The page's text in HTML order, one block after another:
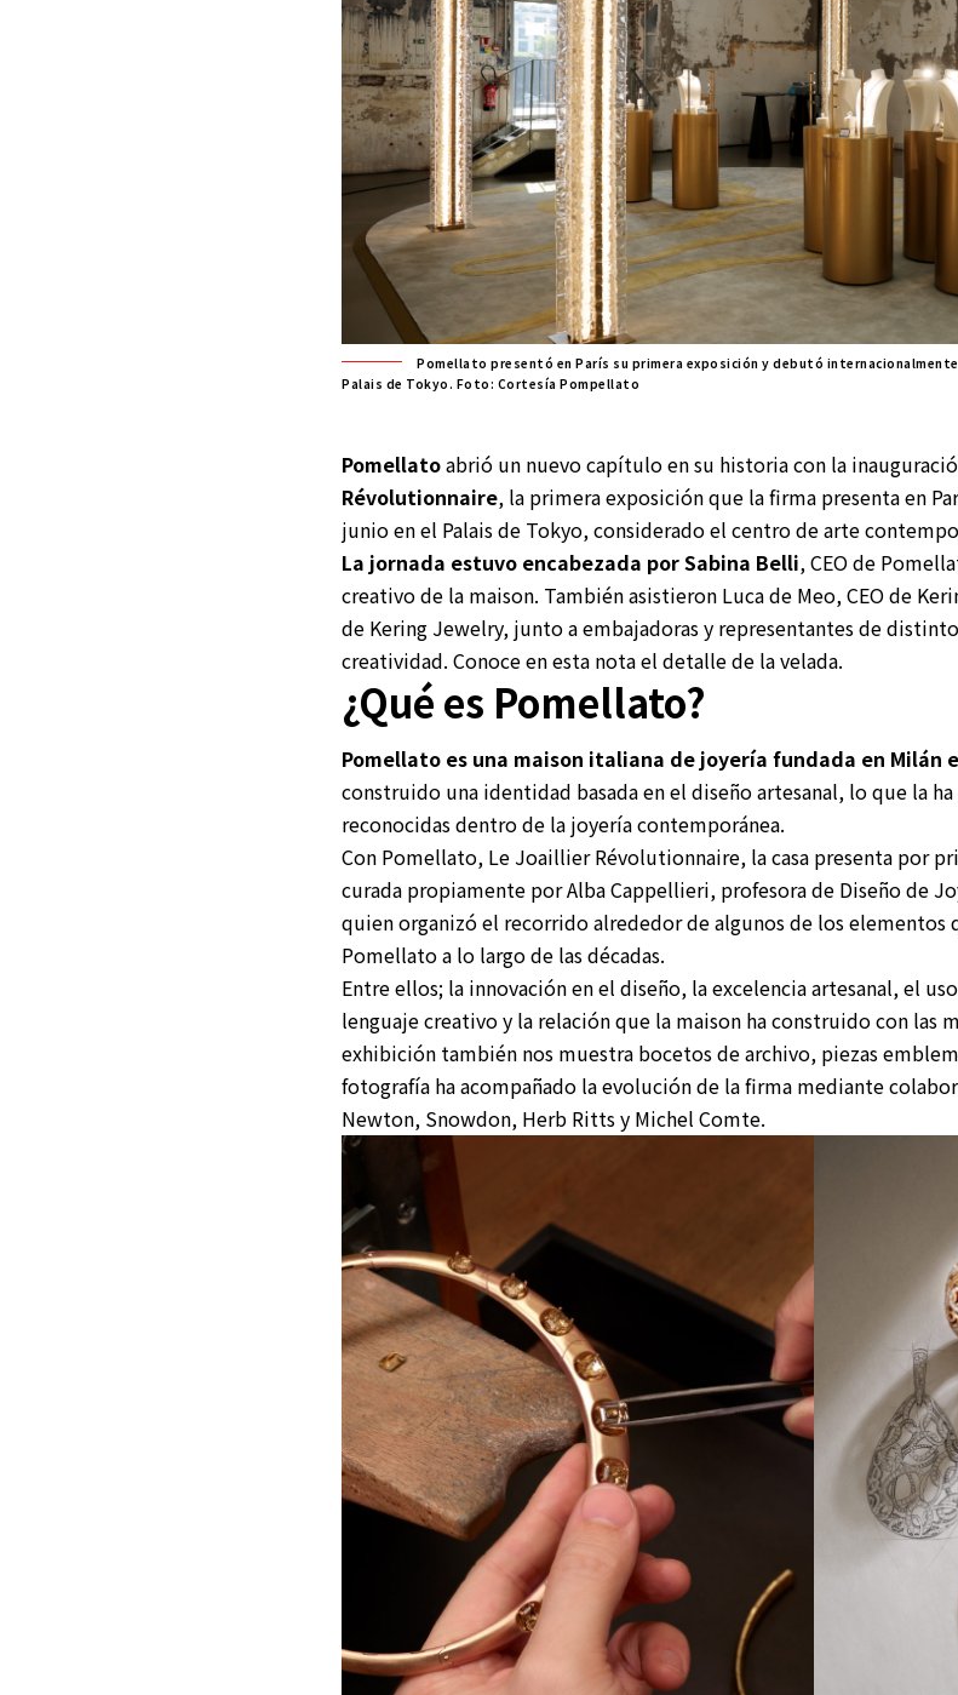
Pomellato presentó en París su primera exposición y debutó
Palais de Tokyo. Foto: Cortesía Pompellato
Pomellatoabrió un nuevo capítulo en su historia con la
Révolutionnaire, la primera exposición que la firma presenta en
junio en el Palais de Tokyo, considerado el centro de arte
La jornada estuvo encabezada por Sabina Belli, CEO de
creativo de la maison. También asistieron Luca de Meo, CEO de
de Kering Jewelry, junto a embajadoras y representantes de
creatividad. Conoce en esta nota el detalle de la velada.
¿Qué es Pomellato?
Pomellato es una maison italiana de joyería fundada en Milán
construido una identidad basada en el diseño artesanal, lo que la
reconocidas dentro de la joyería contemporánea.
Con Pomellato, Le Joaillier Révolutionnaire, la casa presenta por
curada propiamente por Alba Cappellieri, profesora de Diseño de
quien organizó el recorrido alrededor de algunos de los
Pomellato a lo largo de las décadas.
Entre ellos; la innovación en el diseño, la excelencia artesanal, el
lenguaje creativo y la relación que la maison ha construido con las
exhibición también nos muestra bocetos de archivo, piezas
fotografía ha acompañado la evolución de la firma mediante
Newton, Snowdon, Herb Ritts y Michel Comte.